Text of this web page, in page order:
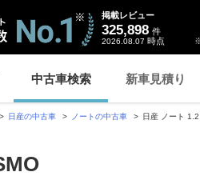
掲載レビュー
325,898 件
2026.08.07 時点
中古車検索 新車見積り
日産の中古車 ノートの中古車 日産 ノート